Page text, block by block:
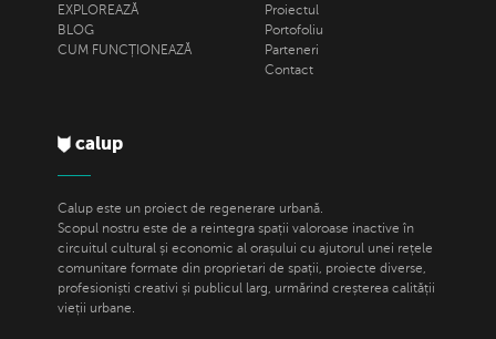
EXPLOREAZĂ
BLOG
CUM FUNCȚIONEAZĂ
Proiectul
Portofoliu
Parteneri
Contact
calup
Calup este un proiect de regenerare urbană.
Scopul nostru este de a reintegra spații valoroase inactive în
circuitul cultural și economic al orașului cu ajutorul unei rețele
comunitare formate din proprietari de spații, proiecte diverse,
profesioniști creativi și publicul larg, urmărind creșterea calității
vieții urbane.